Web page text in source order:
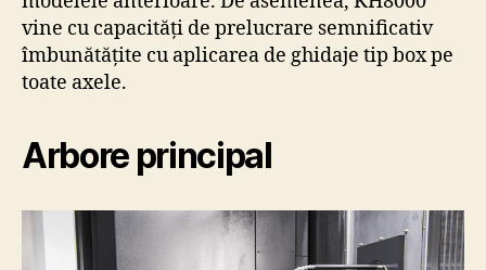
vine cu capacități de prelucrare semnificativ
îmbunătățite cu aplicarea de ghidaje tip box pe
toate axele.
Arbore principal